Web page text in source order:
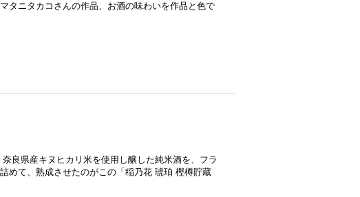
タニタカコさんの作品、お酒の味わいを作品と色で
良県産キヌヒカリ米を使用し醸した純米酒を、フラ
めて、熟成させたのがこの「稲乃花 琥珀 樫樽貯蔵